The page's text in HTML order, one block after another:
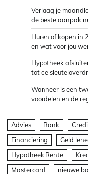
Verlaag je
de beste aanpak
Huren of kopen in
en wat voor jou
Hypotheek
tot de
Wanneer is een
voordelen en de
Advies Bank
Financiering
Geld
Hypotheek Rente
Mastercard
nieuwe